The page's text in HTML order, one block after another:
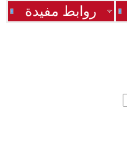
روابط مفيدة